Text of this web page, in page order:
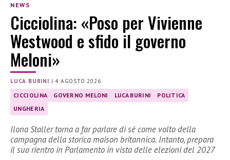
NEWS
Cicciolina: «Poso per Vivienne
Westwood e sfido il governo
Meloni»
LUCA BURINI |4 AGOSTO 2026
CICCIOLINA GOVERNO MELONI LUCA BURINI
POLITICA
UNGHERIA
Ilona Staller torna a far parlare di sé come volto della
campagna della storica maison britannica. Intanto, prepara
il suo rientro in Parlamento in vista delle elezioni del 2027